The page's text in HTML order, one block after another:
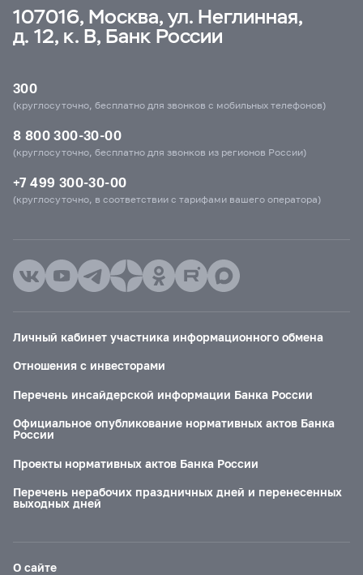
107016, Москва, ул. Неглинная,
д. 12, к. В, Банк России
300
(круглосуточно, бесплатно для звонков с мобильных телефонов)
8 800 300-30-00
(круглосуточно, бесплатно для звонков из регионов России)
+7 499 300-30-00
(круглосуточно, в соответствии с тарифами вашего оператора)
Личный кабинет участника информационного обмена
Отношения с инвесторами
Перечень инсайдерской информации Банка России
Официальное опубликование нормативных актов Банка
России
Проекты нормативных актов Банка России
Перечень нерабочих праздничных дней и перенесенных
выходных дней
О сайте